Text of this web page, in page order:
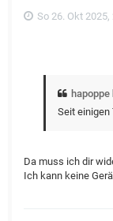
So 26. Okt 2025,
hapoppe
Seit
Da muss ich dir
Ich kann keine